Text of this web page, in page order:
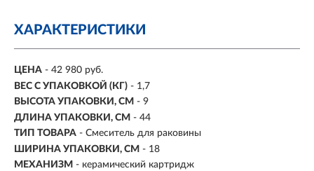
ХАРАКТЕРИСТИКИ
ЦЕНА - 42 980 руб.
ВЕС С УПАКОВКОЙ (КГ) - 1,7
ВЫСОТА УПАКОВКИ, СМ - 9
ДЛИНА УПАКОВКИ, СМ - 44
ТИП ТОВАРА - Смеситель для раковины
ШИРИНА УПАКОВКИ, СМ - 18
МЕХАНИЗМ - керамический картридж